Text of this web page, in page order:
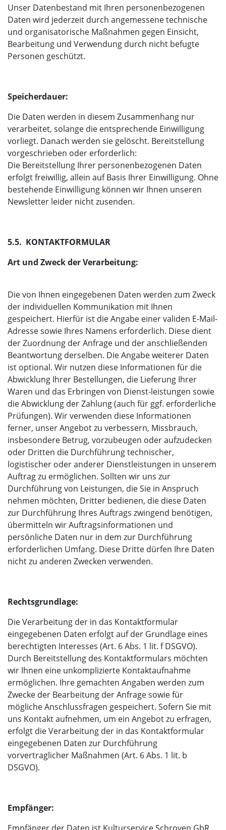
Unser Datenbestand mit Ihren personenbezogenen
Daten wird jederzeit durch angemessene technische
und organisatorische Maßnahmen gegen Einsicht,
Bearbeitung und Verwendung durch nicht befugte
Personen geschützt.
Speicherdauer:
Die Daten werden in diesem Zusammenhang nur
verarbeitet, solange die entsprechende Einwilligung
vorliegt. Danach werden sie gelöscht. Bereitstellung
vorgeschrieben oder erforderlich:
Die Bereitstellung Ihrer personenbezogenen Daten
erfolgt freiwillig, allein auf Basis Ihrer Einwilligung. Ohne
bestehende Einwilligung können wir Ihnen unseren
Newsletter leider nicht zusenden.
5.5. KONTAKTFORMULAR
Art und Zweck der Verarbeitung:
Die von Ihnen eingegebenen Daten werden zum Zweck
der individuellen Kommunikation mit Ihnen
gespeichert. Hierfür ist die Angabe einer validen E-Mail-
Adresse sowie Ihres Namens erforderlich. Diese dient
der Zuordnung der Anfrage und der anschließenden
Beantwortung derselben. Die Angabe weiterer Daten
ist optional. Wir nutzen diese Informationen für die
Abwicklung Ihrer Bestellungen, die Lieferung Ihrer
Waren und das Erbringen von Dienst-leistungen sowie
die Abwicklung der Zahlung (auch für ggf. erforderliche
Prüfungen). Wir verwenden diese Informationen
ferner, unser Angebot zu verbessern, Missbrauch,
insbesondere Betrug, vorzubeugen oder aufzudecken
oder Dritten die Durchführung technischer,
logistischer oder anderer Dienstleistungen in unserem
Auftrag zu ermöglichen. Sollten wir uns zur
Durchführung von Leistungen, die Sie in Anspruch
nehmen möchten, Dritter bedienen, die diese Daten
zur Durchführung Ihres Auftrags zwingend benötigen,
übermitteln wir Auftragsinformationen und
persönliche Daten nur in dem zur Durchführung
erforderlichen Umfang. Diese Dritte dürfen Ihre Daten
nicht zu anderen Zwecken verwenden.
Rechtsgrundlage:
Die Verarbeitung der in das Kontaktformular
eingegebenen Daten erfolgt auf der Grundlage eines
berechtigten Interesses (Art. 6 Abs. 1 lit. f DSGVO).
Durch Bereitstellung des Kontaktformulars möchten
wir Ihnen eine unkomplizierte Kontaktaufnahme
ermöglichen. Ihre gemachten Angaben werden zum
Zwecke der Bearbeitung der Anfrage sowie für
mögliche Anschlussfragen gespeichert. Sofern Sie mit
uns Kontakt aufnehmen, um ein Angebot zu erfragen,
erfolgt die Verarbeitung der in das Kontaktformular
eingegebenen Daten zur Durchführung
vorvertraglicher Maßnahmen (Art. 6 Abs. 1 lit. b
DSGVO).
Empfänger: